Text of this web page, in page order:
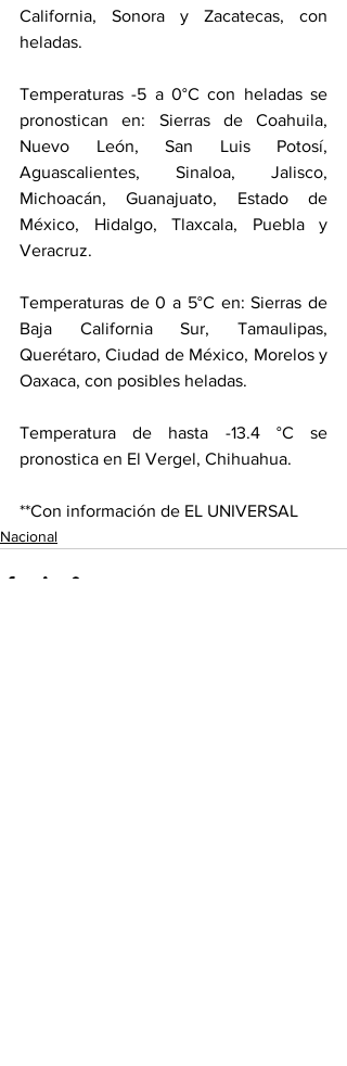
California, Sonora y Zacatecas, con
heladas.
Temperaturas -5 a 0°C con heladas se
pronostican en: Sierras de Coahuila,
Nuevo León, San Luis Potosí,
Aguascalientes, Sinaloa, Jalisco,
Michoacán, Guanajuato, Estado de
México, Hidalgo, Tlaxcala, Puebla y
Veracruz.
Temperaturas de 0 a 5°C en: Sierras de
Baja California Sur, Tamaulipas,
Querétaro, Ciudad de México, Morelos y
Oaxaca, con posibles heladas.
Temperatura de hasta -13.4 °C se
pronostica en El Vergel, Chihuahua.
**Con información de EL UNIVERSAL
Nacional